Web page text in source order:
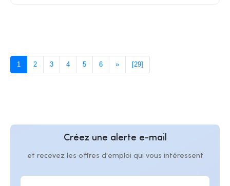
1 2 3 4 5 6 » [29]
Créez une alerte e-mail
et recevez les offres d'emploi qui vous intéressent